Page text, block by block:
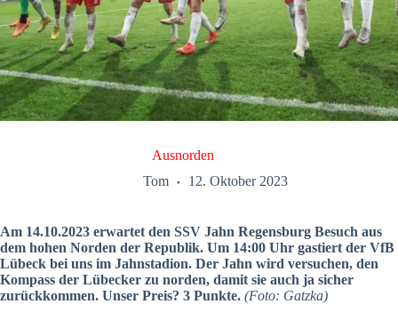
Ausnorden
Tom
12. Oktober 2023
Am 14.10.2023 erwartet den SSV Jahn Regensburg Besuch aus
dem hohen Norden der Republik. Um 14:00 Uhr gastiert der VfB
Lübeck bei uns im Jahnstadion. Der Jahn wird versuchen, den
Kompass der Lübecker zu norden, damit sie auch ja sicher
zurückkommen. Unser Preis? 3 Punkte. (Foto: Gatzka)